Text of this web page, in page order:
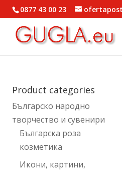
0877 43 00 23
Product categories
Българско народно
творчество и сувенири
Българска роза
козметика
Икони, картини,